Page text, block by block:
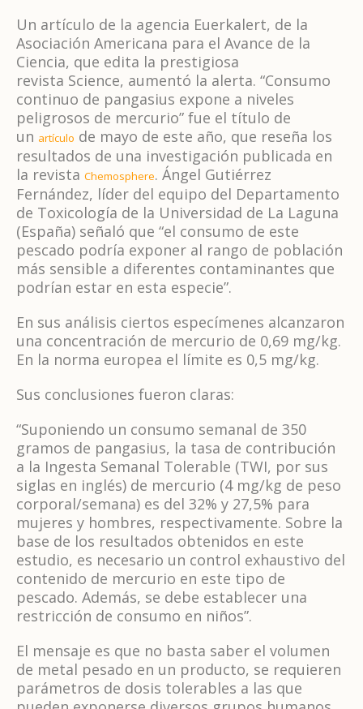
Un artículo de la agencia Euerkalert, de la
Asociación Americana para el Avance de la
Ciencia, que edita la prestigiosa
revista Science, aumentó la alerta. “Consumo
continuo de pangasius expone a niveles
peligrosos de mercurio” fue el título de
un artículo de mayo de este año, que reseña los
resultados de una investigación publicada en
la revista Chemosphere. Ángel Gutiérrez
Fernández, líder del equipo del Departamento
de Toxicología de la Universidad de La Laguna
(España) señaló que “el consumo de este
pescado podría exponer al rango de población
más sensible a diferentes contaminantes que
podrían estar en esta especie”.
En sus análisis ciertos especímenes alcanzaron
una concentración de mercurio de 0,69 mg/kg.
En la norma europea el límite es 0,5 mg/kg.
Sus conclusiones fueron claras:
“Suponiendo un consumo semanal de 350
gramos de pangasius, la tasa de contribución
a la Ingesta Semanal Tolerable (TWI, por sus
siglas en inglés) de mercurio (4 mg/kg de peso
corporal/semana) es del 32% y 27,5% para
mujeres y hombres, respectivamente. Sobre la
base de los resultados obtenidos en este
estudio, es necesario un control exhaustivo del
contenido de mercurio en este tipo de
pescado. Además, se debe establecer una
restricción de consumo en niños”.
El mensaje es que no basta saber el volumen
de metal pesado en un producto, se requieren
parámetros de dosis tolerables a las que